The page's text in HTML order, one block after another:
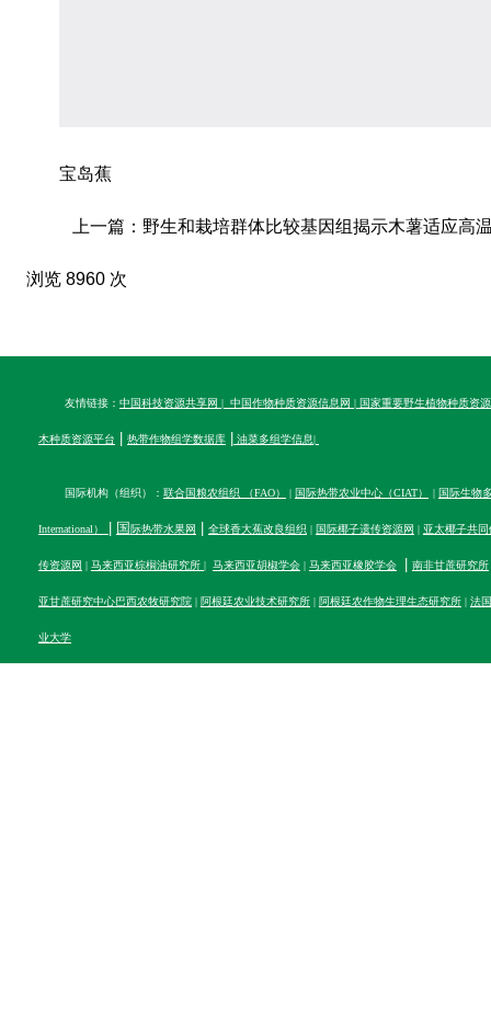
宝岛蕉
上一篇：野生和栽培群体比较基因组揭示木薯适应高
浏览 8960 次
友情链接： 中国科技资源共享网 | 中国作物种质资源信息网 | 国家重要野生植物种质资
木种质资源平台 热带作物组学数据库| 油菜多组学信息|
国际机构（组织）： 联合国粮农组织 （FAO） | 国际热带农业中心（CIAT） | 国际生物
International） 国际热带水果网 全球香大蕉改良组织 | 国际椰子遗传资源网 | 亚太椰子共同
传资源网 | 马来西亚棕榈油研究所 | 马来西亚胡椒学会| 马来西亚橡胶学会 南非甘蔗研究所
亚甘蔗研究中心巴西农牧研究院| 阿根廷农业技术研究所| 阿根廷农作物生理生态研究所| 法
业大学